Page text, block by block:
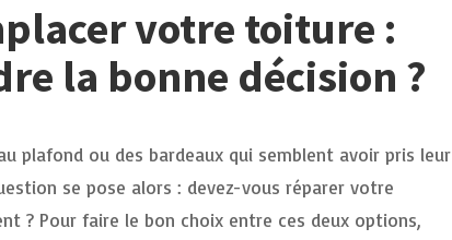
votre toiture :
la bonne décision ?
plafond ou des bardeaux qui semblent avoir pris leur
se pose alors : devez-vous réparer votre
? Pour faire le bon choix entre ces deux options,